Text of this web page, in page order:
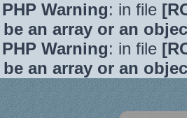
Warning: in file
be an array or an
Warning: in file
be an array or an